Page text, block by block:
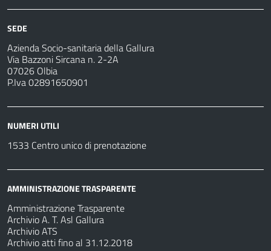
SEDE
Azienda Socio-sanitaria della Gallura
Via Bazzoni Sircana n. 2-2A
07026 Olbia
P.Iva 02891650901
NUMERI UTILI
1533 Centro unico di prenotazione
AMMINISTRAZIONE TRASPARENTE
Amministrazione Trasparente
Archivio A. T. Asl Gallura
Archivio ATS
Archivio atti fino al 31.12.2018